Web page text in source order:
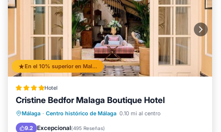
En el 10% superior en Malaga Historic Centre
Hotel
Cristine Bedfor Malaga Boutique Hotel
Málaga · Centro histórico de Málaga 0.10 mi al centro
9.2 Excepcional(495 Reseñas)
Desayuno
Aparcamiento
Balcón/Terraza